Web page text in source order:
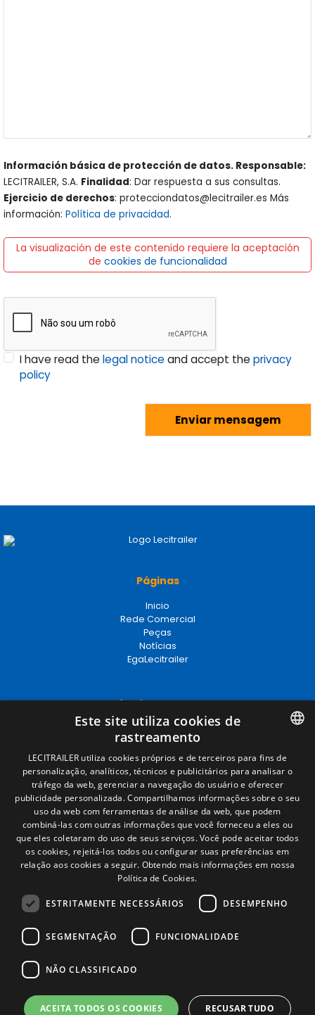
Información básica de protección de datos. Responsable:
LECITRAILER, S.A. Finalidad: Dar respuesta a sus consultas.
Ejercicio de derechos: protecciondatos@lecitrailer.es Más
información: Política de privacidad.
La visualización de este contenido requiere la aceptación
de cookies de funcionalidad
I have read thelegal noticeand accept theprivacy
policy
Páginas
Inicio
Rede Comercial
Peças
Notícias
EgaLecitrailer
Términos legales
Aviso legal
Política de privacidade
Política de cookies
Condições Gerais de Venda
Gerenciar cookies
Contacto
Camino de los Huertos, S/N. Apdo 100
50620 - Casetas (Zaragoza) SPAIN
+(34) 976 462 121
SPANISH
ENGLISH
FRENCH
ITALIAN
PORTUGUESE
Este site utiliza cookies de
rastreamento
LECITRAILER utiliza cookies próprios e de terceiros para fins de
personalização, analíticos, técnicos e publicitários para analisar o
tráfego da web, gerenciar a navegação do usuário e oferecer
publicidade personalizada. Compartilhamos informações sobre o seu
uso da web com ferramentas de análise da web, que podem
combiná-las com outras informações que você forneceu a eles ou
que eles coletaram do uso de seus serviços. Você pode aceitar todos
os cookies, rejeitá-los todos ou configurar suas preferências em
relação aos cookies a seguir. Obtendo mais informações em nossa
Política de Cookies.
ESTRITAMENTE NECESSÁRIOS DESEMPENHO
SEGMENTAÇÃO FUNCIONALIDADE
NÃO CLASSIFICADO
ACEITA TODOS OS COOKIES RECUSAR TUDO